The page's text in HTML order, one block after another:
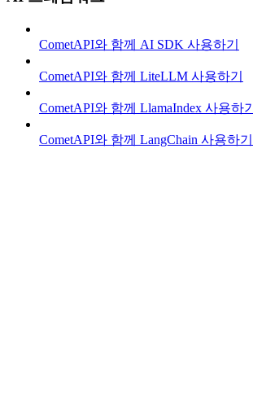
CometAPI와 함께 AI SDK 사용하기
CometAPI와 함께 LiteLLM 사용하기
CometAPI와 함께 LlamaIndex 사용하기
CometAPI와 함께 LangChain 사용하기